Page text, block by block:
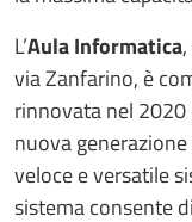
L’Aula Informatica
via Zanfarino, è
rinnovata nel 2020
nuova
veloce e versatile
sistema consente